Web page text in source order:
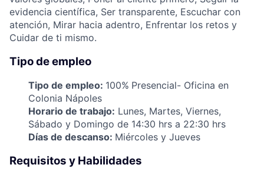
evidencia científica, Ser transparente, Escuchar con
atención, Mirar hacia adentro, Enfrentar los retos y
Cuidar de ti mismo.
Tipo de empleo
Tipo de empleo: 100% Presencial- Oficina en
Colonia Nápoles
Horario de trabajo: Lunes, Martes, Viernes,
Sábado y Domingo de 14:30 hrs a 22:30 hrs
Días de descanso: Miércoles y Jueves
Requisitos y Habilidades